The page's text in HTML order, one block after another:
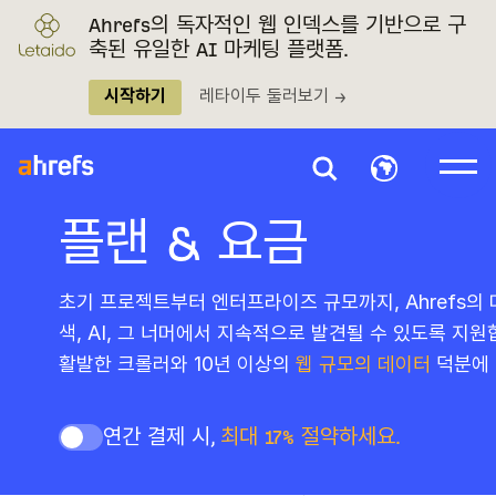
Ahrefs의 독자적인 웹 인덱스를 기반으로 구
축된 유일한 AI 마케팅 플랫폼.
시작하기 레타이두 둘러보기 →
플랜 & 요금
초기 프로젝트부터 엔터프라이즈 규모까지, Ahrefs의
색, AI, 그 너머에서 지속적으로 발견될 수 있도록 지원
활발한 크롤러와 10년 이상의 웹 규모의 데이터 덕분에
연간 결제 시, 최대 17% 절약하세요.